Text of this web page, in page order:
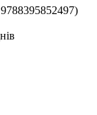
9788395852497)